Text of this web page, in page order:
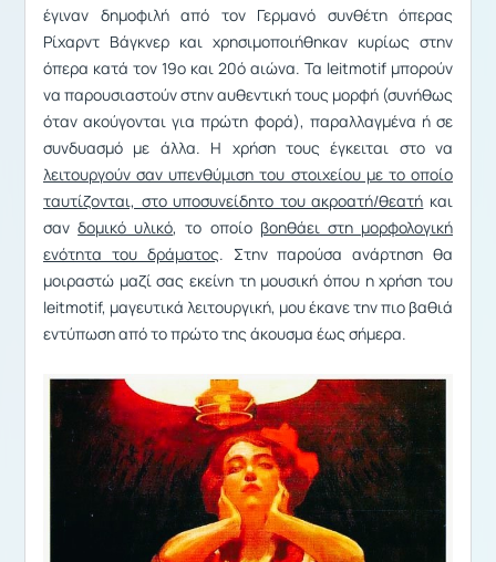
έγιναν δημοφιλή από τον Γερμανό συνθέτη όπερας
Ρίχαρντ Βάγκνερ και χρησιμοποιήθηκαν κυρίως στην
όπερα κατά τον 19ο και 20ό αιώνα. Τα leitmotif μπορούν
να παρουσιαστούν στην αυθεντική τους μορφή (συνήθως
όταν ακούγονται για πρώτη φορά), παραλλαγμένα ή σε
συνδυασμό με άλλα. Η χρήση τους έγκειται στο να
λειτουργούν σαν υπενθύμιση του στοιχείου με το οποίο
ταυτίζονται, στο υποσυνείδητο του ακροατή/θεατή και
σανδομικό υλικό, το οποίο βοηθάει στη μορφολογική
ενότητα του δράματος. Στην παρούσα ανάρτηση θα
μοιραστώ μαζί σας εκείνη τη μουσική όπου η χρήση του
leitmotif, μαγευτικά λειτουργική, μου έκανε την πιο βαθιά
εντύπωση από το πρώτο της άκουσμα έως σήμερα.